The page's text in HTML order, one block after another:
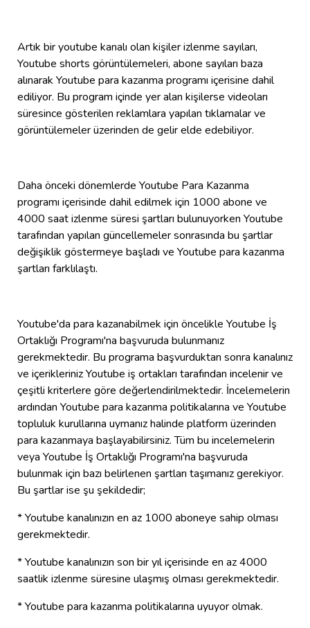
Artık bir youtube kanalı olan kişiler izlenme sayıları,
Youtube shorts görüntülemeleri, abone sayıları baza
alınarak Youtube para kazanma programı içerisine dahil
ediliyor. Bu program içinde yer alan kişilerse videoları
süresince gösterilen reklamlara yapılan tıklamalar ve
görüntülemeler üzerinden de gelir elde edebiliyor.
Daha önceki dönemlerde Youtube Para Kazanma
programı içerisinde dahil edilmek için 1000 abone ve
4000 saat izlenme süresi şartları bulunuyorken Youtube
tarafından yapılan güncellemeler sonrasında bu şartlar
değişiklik göstermeye başladı ve Youtube para kazanma
şartları farklılaştı.
Youtube'da para kazanabilmek için öncelikle Youtube İş
Ortaklığı Programı'na başvuruda bulunmanız
gerekmektedir. Bu programa başvurduktan sonra kanalınız
ve içerikleriniz Youtube iş ortakları tarafından incelenir ve
çeşitli kriterlere göre değerlendirilmektedir. İncelemelerin
ardından Youtube para kazanma politikalarına ve Youtube
topluluk kurullarına uymanız halinde platform üzerinden
para kazanmaya başlayabilirsiniz. Tüm bu incelemelerin
veya Youtube İş Ortaklığı Programı'na başvuruda
bulunmak için bazı belirlenen şartları taşımanız gerekiyor.
Bu şartlar ise şu şekildedir;
* Youtube kanalınızın en az 1000 aboneye sahip olması
gerekmektedir.
* Youtube kanalınızın son bir yıl içerisinde en az 4000
saatlik izlenme süresine ulaşmış olması gerekmektedir.
* Youtube para kazanma politikalarına uyuyor olmak.